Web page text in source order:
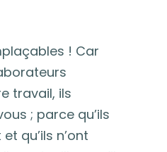
! Car
travail, ils
; parce qu’ils
qu’ils n’ont